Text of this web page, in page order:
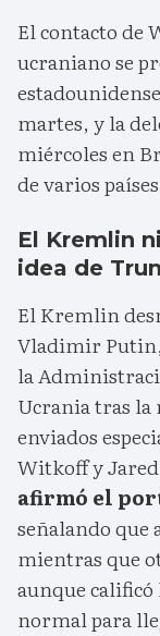
El contacto de
ucraniano se
martes, y la
miércoles en
de varios
El Kremlin
idea de
El Kremlin
Vladimir Putin,
la
Ucrania tras la
enviados
Witkoff y Jared
afirmó el
señalando que
mientras que
aunque
normal para